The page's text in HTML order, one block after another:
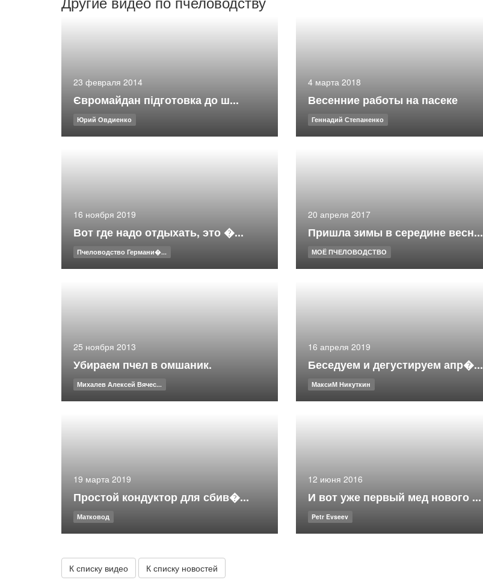
23 февраля 2014
Євромайдан підготовка до ш...
Юрий Овдиенко
4 марта 2018
Весенние работы на пасеке
Геннадий Степаненко
16 ноября 2019
Вот где надо отдыхать, это �...
Пчеловодство Германи�...
20 апреля 2017
Пришла зимы в середине весн...
МОЁ ПЧЕЛОВОДСТВО
25 ноября 2013
Убираем пчел в омшаник.
Михалев Алексей Вячес...
16 апреля 2019
Беседуем и дегустируем апр�...
МаксиМ Никуткин
19 марта 2019
Простой кондуктор для сбив�...
Матковод
12 июня 2016
И вот уже первый мед нового ...
Petr Evseev
К списку видео К списку новостей